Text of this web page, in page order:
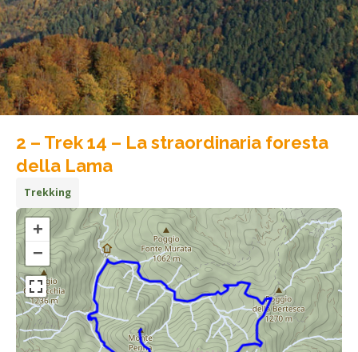
2 – Trek 14 – La straordinaria foresta
della Lama
Trekking
+
−